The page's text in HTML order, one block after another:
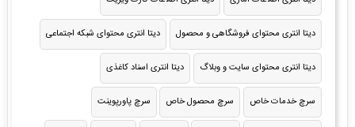
دیتا انتری محتوای فروشگاهی و محصول دیتا انتری محتوای شبکه اجتماعی
دیتا انتری محتوای سایت و وبلاگ دیتا انتری اسناد کاغذی
سرچ خدمات خاص سرچ محصول خاص سرچ پاورپوینت